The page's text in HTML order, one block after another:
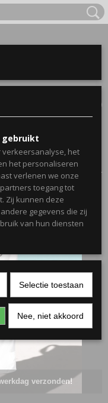
(0)
en poncho's
met geweldige
verzonden!
gebruikt
verkeersanalyse, het
het personaliseren
verlenen we onze
toegang tot
Zij kunnen deze
gegevens die zij
van hun diensten
Selectie toestaan
Nee, niet akkoord